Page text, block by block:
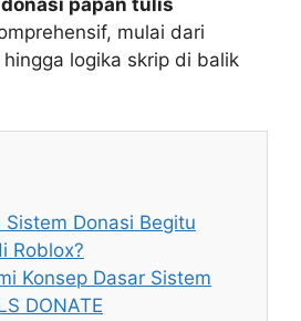
papan tulis
mulai dari
logika skrip di balik
Sistem Donasi Begitu
Roblox?
Konsep Dasar Sistem
DONATE